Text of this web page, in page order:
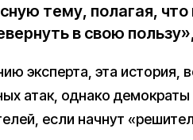
тему, полагая, что
в свою
эксперта, эта история,
атак, однако
если начнут